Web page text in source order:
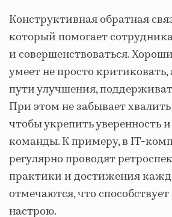
Конструктивная обратная
который помогает
и совершенствоваться.
умеет не просто критиковать,
пути улучшения,
При этом не забывает
чтобы укрепить уверенность
команды. К примеру, в IT-
регулярно проводят
практики и достижения
отмечаются, что
настрою.